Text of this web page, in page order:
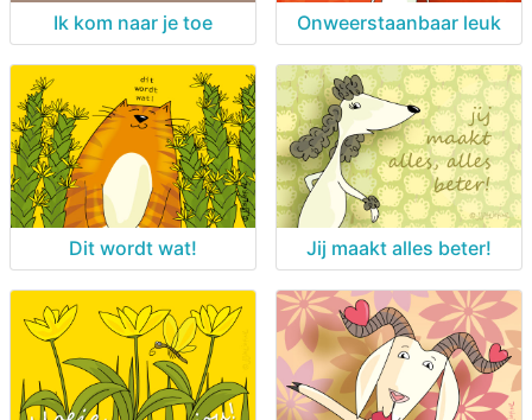
Ik kom naar je toe Onweerstaanbaar leuk
Dit wordt wat! Jij maakt alles beter!